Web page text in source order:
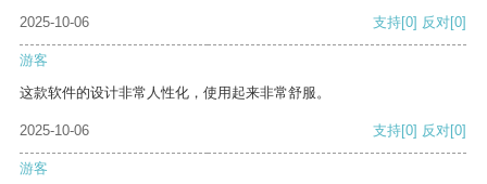
2025-10-06
支持[0] 反对[0]
游客
这款软件的设计非常人性化，使用起来非常舒服。
2025-10-06 支持[0] 反对[0]
游客